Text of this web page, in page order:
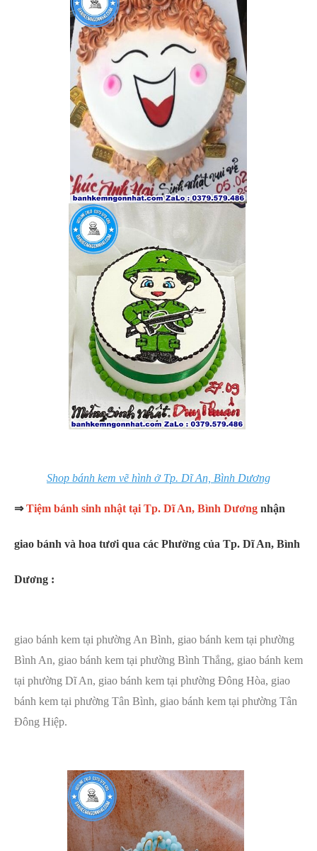
Shop bánh kem vẽ hình ở Tp. Dĩ An, Bình Dương
⇒Tiệm bánh sinh nhật tại Tp. Dĩ An, Bình Dương nhận
giao bánh và hoa tươi qua các Phường của Tp. Dĩ An, Bình
Dương :
giao bánh kem tại phường An Bình, giao bánh kem tại phường
Bình An, giao bánh kem tại phường Bình Thắng, giao bánh kem
tại phường Dĩ An, giao bánh kem tại phường Đông Hòa, giao
bánh kem tại phường Tân Bình, giao bánh kem tại phường Tân
Đông Hiệp.